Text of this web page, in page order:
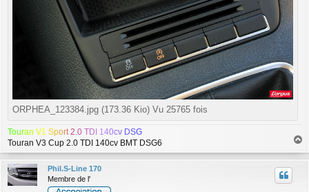
ORPHEA_123384.jpg (173.36 Kio) Vu 25765 fois
Touran V1 Sport 2.0 TD 140cv DSG
Touran V3 Cup 2.0 TDI 140cv BMT DSG6
a
u
Phil.S-Line 170
Membre de l'